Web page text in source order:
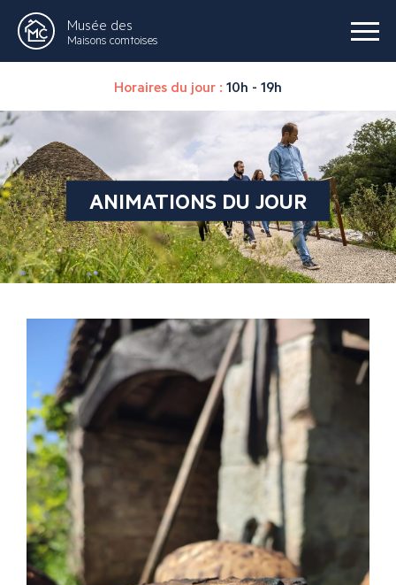
Musée des
Maisons comtoises
Horaires du jour : 10h - 19h
ANIMATIONS DU JOUR